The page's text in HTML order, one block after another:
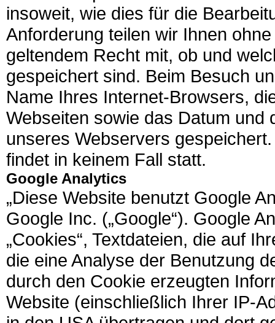
insoweit, wie dies für die
Anforderung teilen wir Ihnen
geltendem Recht mit, ob und
gespeichert sind. Beim Besuch
Name Ihres Internet-Browsers,
Webseiten sowie das Datum
unseres Webservers
findet in keinem Fall statt.
Google Analytics
„Diese Website benutzt Google
Google Inc. („Google“). Google
„Cookies“, Textdateien, die auf
die eine Analyse der Benutzung
durch den Cookie erzeugten
Website (einschließlich Ihrer IP-